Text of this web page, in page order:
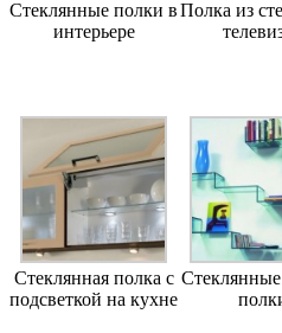
Стеклянные полки в
интерьере
Полка из
Стеклянная полка с
подсветкой на кухне